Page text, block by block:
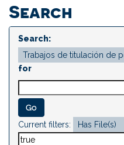
Search
Search:
for
Current filters: